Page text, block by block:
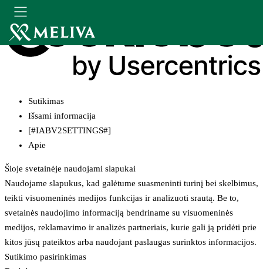
Sutikimas
Išsami informacija
[#IABV2SETTINGS#]
Apie
Šioje svetainėje naudojami slapukai
Naudojame slapukus, kad galėtume suasmeninti turinį bei skelbimus,
teikti visuomeninės medijos funkcijas ir analizuoti srautą. Be to,
svetainės naudojimo informaciją bendriname su visuomeninės
medijos, reklamavimo ir analizės partneriais, kurie gali ją pridėti prie
kitos jūsų pateiktos arba naudojant paslaugas surinktos informacijos.
Sutikimo pasirinkimas